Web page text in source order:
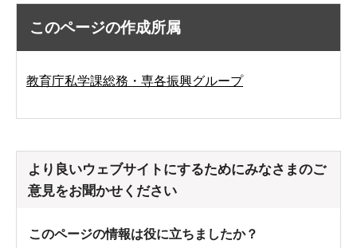
このページの作成所属
教育庁私学課総務・専各振興グループ
より良いウェブサイトにするためにみなさまのご
意見をお聞かせください
このページの情報は役に立ちましたか？